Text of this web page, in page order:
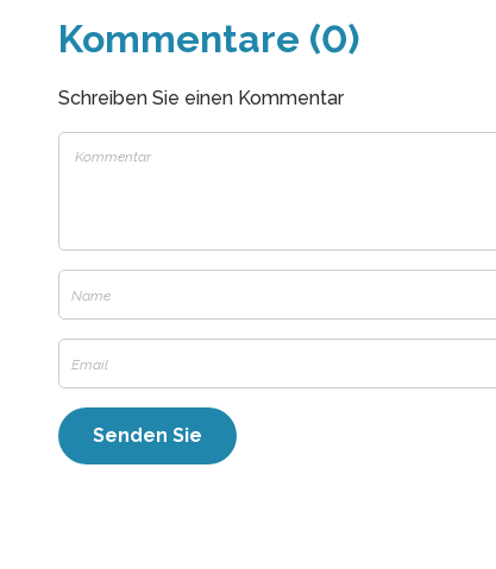
Kommentare (0)
Schreiben Sie einen Kommentar